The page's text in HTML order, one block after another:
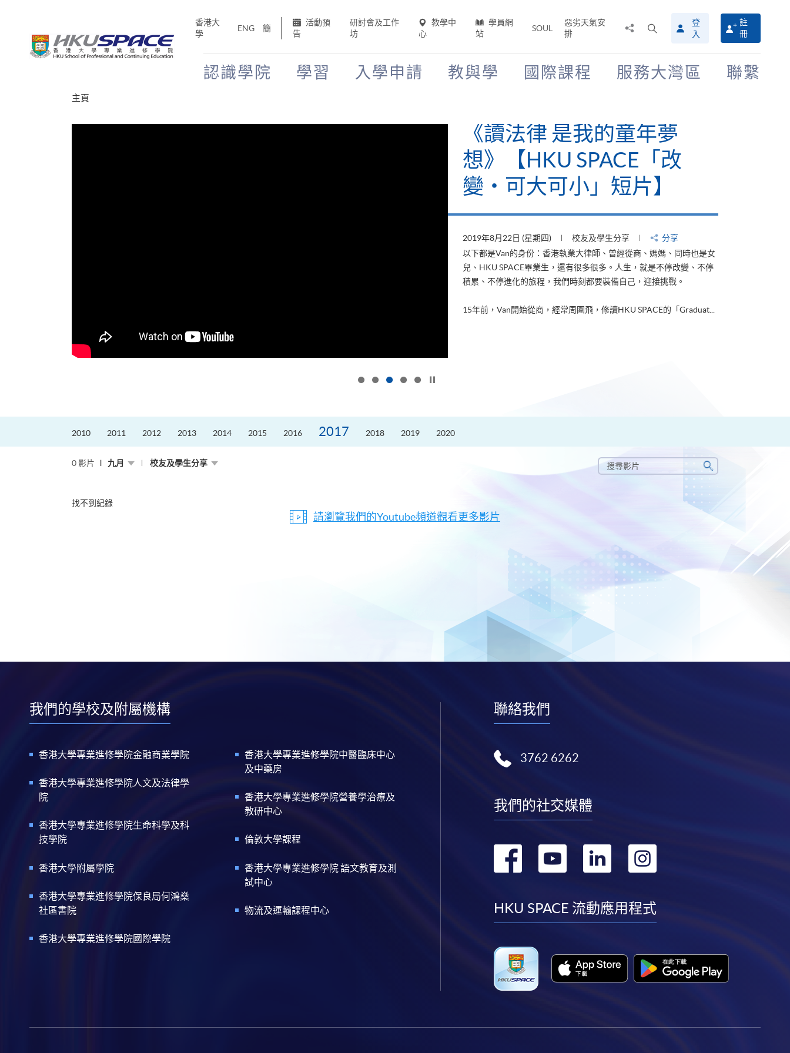
香港大
學
ENG 簡
活動預
告
研討會及工作
坊
教學中
心
學員網
站
SOUL
惡劣天氣安
排
搜
尋
介
登
入
註
冊
認識學院 學習 入學申請 教與學 國際課程 服務大灣區 聯繫
主頁
《讀法律 是我的童年夢
想》【HKU SPACE「改
變‧可大可小」短片】
2019年8月22日 (星期四) 校友及學生分享
分享
以下都是Van的身份：香港執業大律師、曾經從商、媽媽、同時也是女
兒、HKU SPACE畢業生，還有很多很多。人生，就是不停改變、不停
積累、不停進化的旅程，我們時刻都要裝備自己，迎接挑戰。
15年前，Van開始從商，經常周圍飛，修讀HKU SPACE的「Graduat...
2010 2011 2012 2013 2014 2015 2016 2017 2018 2019 2020
0 影片 九月 校友及學生分享
搜
尋
搜
尋
找不到紀錄
請瀏覽我們的Youtube頻道觀看更多影片
我們的學校及附屬機構
香港大學專業進修學院金融商業學院
香港大學專業進修學院人文及法律學
院
香港大學專業進修學院生命科學及科
技學院
香港大學附屬學院
香港大學專業進修學院保良局何鴻燊
社區書院
香港大學專業進修學院國際學院
香港大學專業進修學院中醫臨床中心
及中藥房
香港大學專業進修學院營養學治療及
教研中心
倫敦大學課程
香港大學專業進修學院 語文教育及測
試中心
物流及運輸課程中心
聯絡我們
3762 6262
我們的社交媒體
轉
facebook
轉
youtube
轉
linkedin
轉
instagram
HKU SPACE 流動應用程式